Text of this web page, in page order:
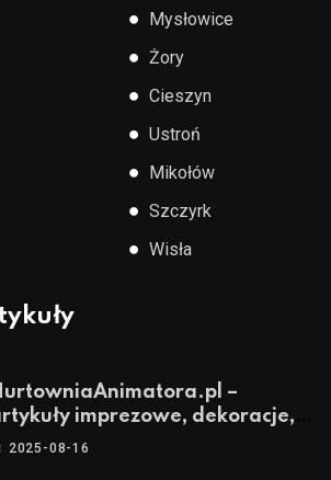
● Mysłowice
● Żory
● Cieszyn
● Ustroń
● Mikołów
● Szczyrk
● Wisła
–
imprezowe, dekoracje,
i akcesoria dla animatorów
2025-08-16